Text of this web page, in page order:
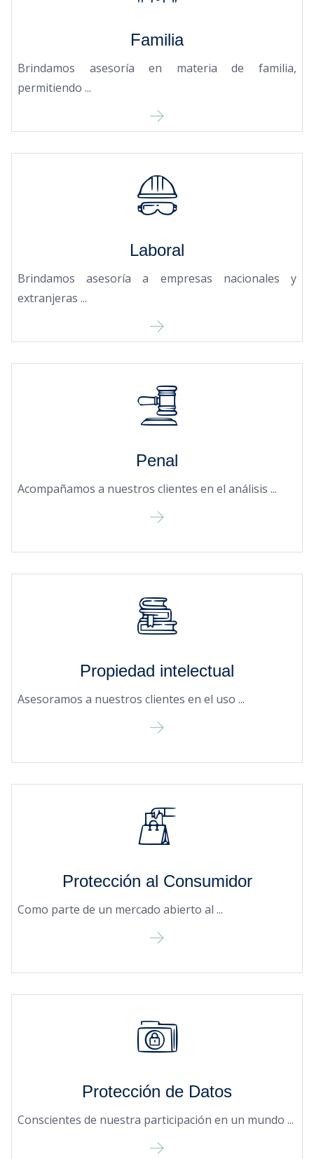
Familia
Brindamos asesoría en materia de familia,
permitiendo ...
Laboral
Brindamos asesoría a empresas nacionales y
extranjeras ...
Penal
Acompañamos a nuestros clientes en el análisis ...
Propiedad intelectual
Asesoramos a nuestros clientes en el uso ...
Protección al Consumidor
Como parte de un mercado abierto al ...
Protección de Datos
Conscientes de nuestra participación en un mundo ...